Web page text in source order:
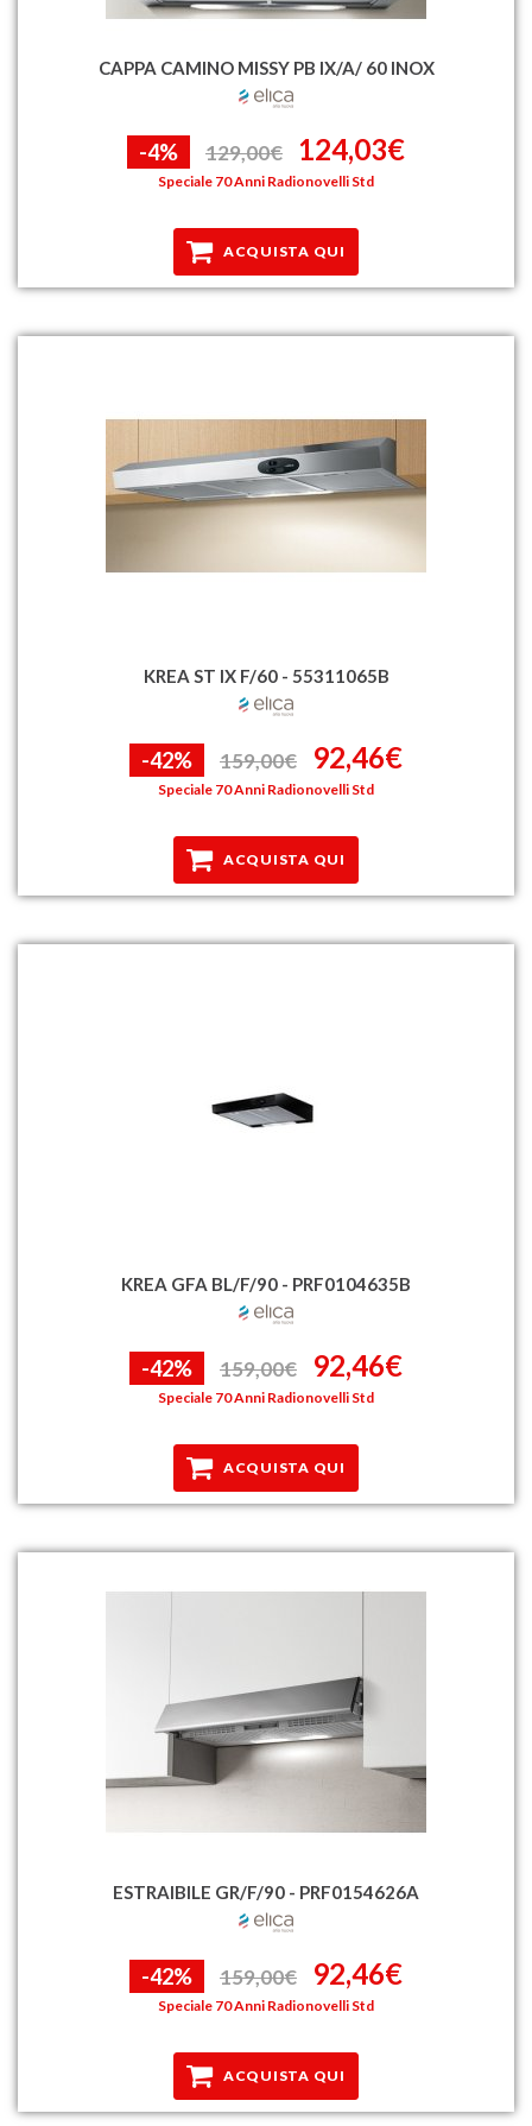
CAPPA CAMINO MISSY PB IX/A/ 60 INOX
-4% 129,00€ 124,03€
Speciale 70 Anni Radionovelli Std
ACQUISTA QUI
KREA ST IX F/60 - 55311065B
-42% 159,00€ 92,46€
Speciale 70 Anni Radionovelli Std
ACQUISTA QUI
KREA GFA BL/F/90 - PRF0104635B
-42% 159,00€ 92,46€
Speciale 70 Anni Radionovelli Std
ACQUISTA QUI
ESTRAIBILE GR/F/90 - PRF0154626A
-42% 159,00€ 92,46€
Speciale 70 Anni Radionovelli Std
ACQUISTA QUI